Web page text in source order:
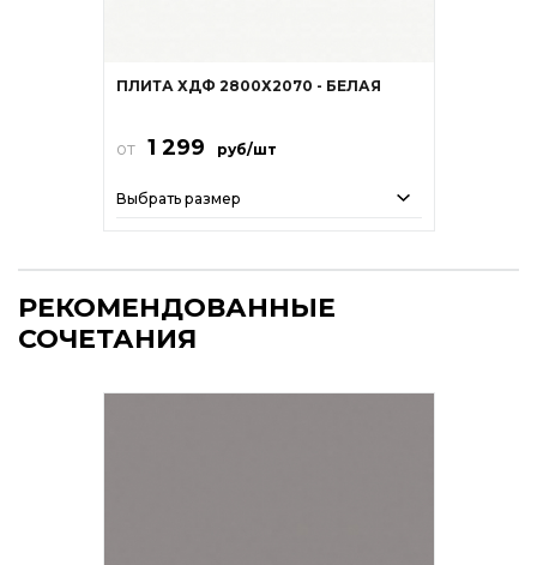
ПЛИТА ХДФ 2800Х2070 - БЕЛАЯ
от 1 299 руб/шт
Выбрать размер
РЕКОМЕНДОВАННЫЕ
СОЧЕТАНИЯ